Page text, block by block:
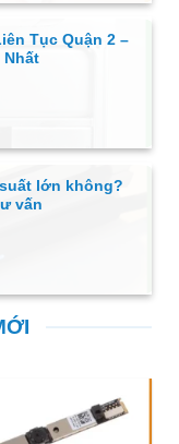
Tục Quận 2 –
Nhất
lớn không?
vấn